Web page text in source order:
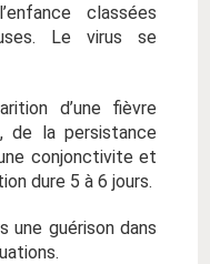
classées
Le virus se
d’une fièvre
de la persistance
conjonctivite et
dure 5 à 6 jours.
une guérison dans